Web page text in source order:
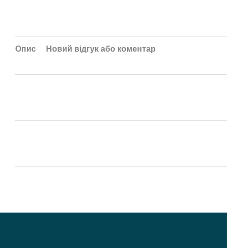
Опис Новий відгук або коментар